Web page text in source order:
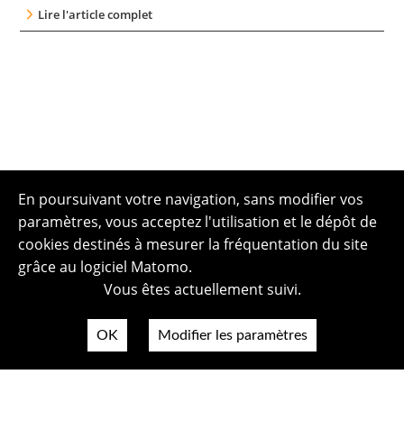
Lire l'article complet
En poursuivant votre navigation, sans modifier vos
paramètres, vous acceptez l'utilisation et le dépôt de
cookies destinés à mesurer la fréquentation du site
grâce au logiciel Matomo.
Vous êtes actuellement suivi.
OK Modifier les paramètres